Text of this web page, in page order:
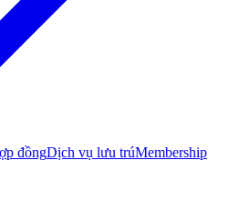
đồngDịch vụ lưu trúMembership